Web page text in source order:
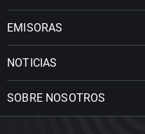
EMISORAS
NOTICIAS
SOBRE NOSOTROS